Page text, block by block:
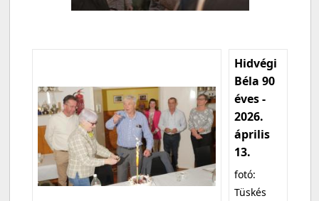
Hidvégi
Béla 90
éves -
2026.
április
13.
fotó:
Tüskés